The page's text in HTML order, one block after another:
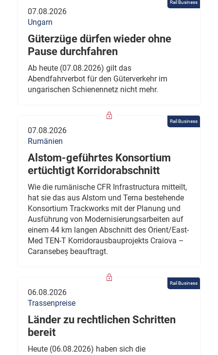
Rail Business
07.08.2026
Ungarn
Güterzüge dürfen wieder ohne
Pause durchfahren
Ab heute (07.08.2026) gilt das
Abendfahrverbot für den Güterverkehr im
ungarischen Schienennetz nicht mehr.
Rail Business
07.08.2026
Rumänien
Alstom-geführtes Konsortium
ertüchtigt Korridorabschnitt
Wie die rumänische CFR Infrastructura mitteilt,
hat sie das aus Alstom und Terna bestehende
Konsortium Trackworks mit der Planung und
Ausführung von Modernisierungsarbeiten auf
einem 44 km langen Abschnitt des Orient/East-
Med TEN-T Korridorausbauprojekts Craiova –
Caransebeș beauftragt.
Rail Business
06.08.2026
Trassenpreise
Länder zu rechtlichen Schritten
bereit
Heute (06.08.2026) haben sich die